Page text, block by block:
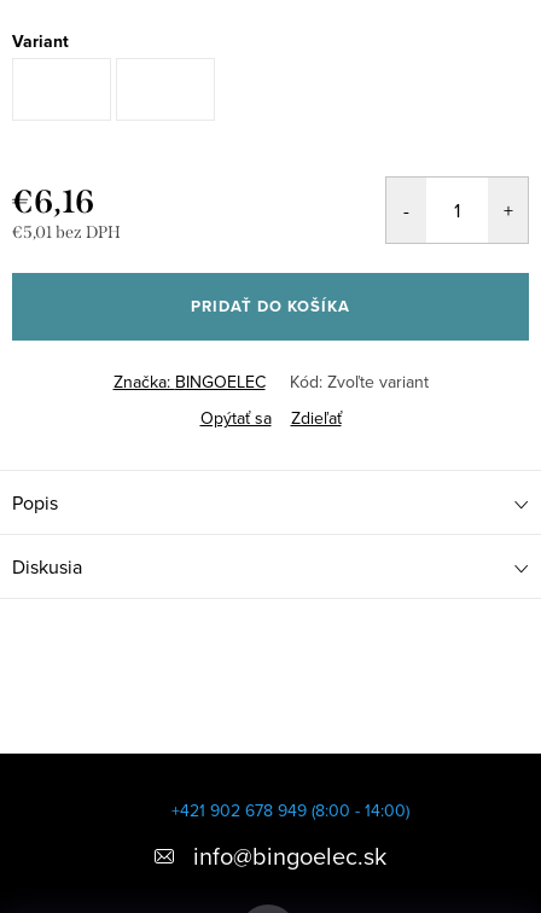
Variant
€6,16
€5,01 bez DPH
cena:
PRIDAŤ DO KOŠÍKA
Značka: BINGOELEC Kód: Zvoľte variant
Opýtať sa
Zdieľať
Popis
Diskusia
+421 902 678 949 (8:00 - 14:00)
info@bingoelec.sk